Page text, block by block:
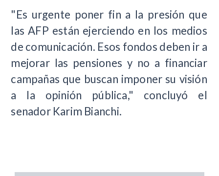
"Es urgente poner fin a la presión que
las AFP están ejerciendo en los medios
de comunicación. Esos fondos deben ir a
mejorar las pensiones y no a financiar
campañas que buscan imponer su visión
a la opinión pública," concluyó el
senador Karim Bianchi.